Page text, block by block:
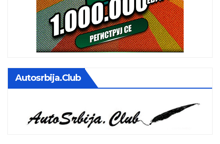
Autosrbija.club